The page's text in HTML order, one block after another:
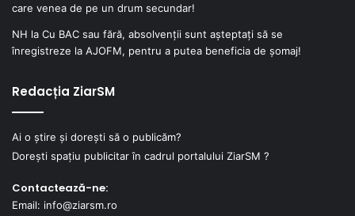
care venea de pe un drum secundar!
NH la Cu BAC sau fără, absolvenții sunt așteptați să se
înregistreze la AJOFM, pentru a putea beneficia de șomaj!
Redacția ZiarSM
Ai o știre și dorești să o publicăm?
Dorești spațiu publicitar în cadrul portalului ZiarSM ?
Contactează-ne:
Email: info@ziarsm.ro